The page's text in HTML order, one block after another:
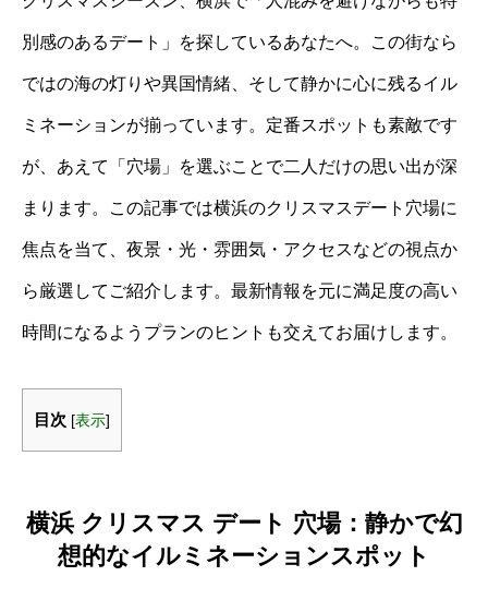
別感のあるデート」を探しているあなたへ。この街なら
ではの海の灯りや異国情緒、そして静かに心に残るイル
ミネーションが揃っています。定番スポットも素敵です
が、あえて「穴場」を選ぶことで二人だけの思い出が深
まります。この記事では横浜のクリスマスデート穴場に
焦点を当て、夜景・光・雰囲気・アクセスなどの視点か
ら厳選してご紹介します。最新情報を元に満足度の高い
時間になるようプランのヒントも交えてお届けします。
目次 [表示]
横浜 クリスマス デート 穴場：静かで幻
想的なイルミネーションスポット